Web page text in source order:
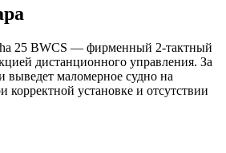
25 BWCS — фирменный 2-тактный
дистанционного управления. За
выведет маломерное судно на
корректной установке и отсутствии